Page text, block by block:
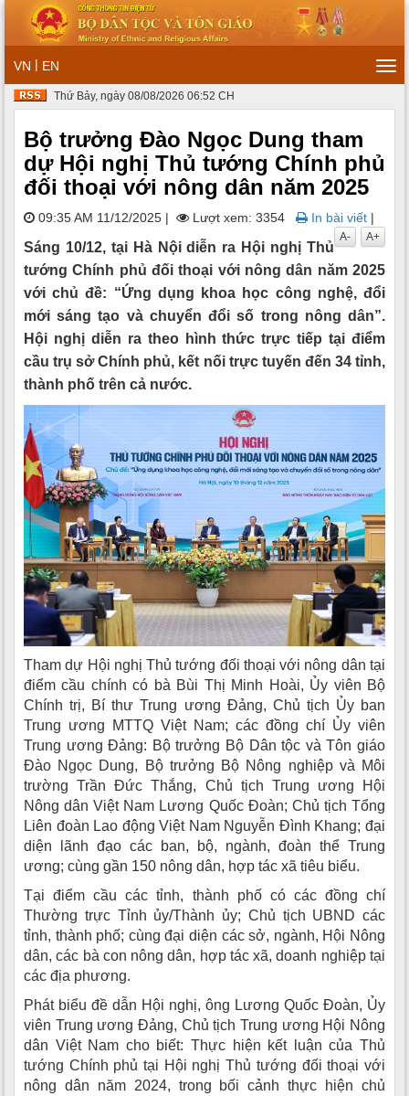
VN | EN
Thứ Bảy, ngày 08/08/2026 06:52 CH
Bộ trưởng Đào Ngọc Dung tham
dự Hội nghị Thủ tướng Chính phủ
đối thoại với nông dân năm 2025
09:35 AM 11/12/2025 | Lượt xem: 3354 In bài viết |
A+
A-
Sáng 10/12, tại Hà Nội diễn ra Hội nghị Thủ
tướng Chính phủ đối thoại với nông dân năm 2025
với chủ đề: “Ứng dụng khoa học công nghệ, đổi
mới sáng tạo và chuyển đổi số trong nông dân”.
Hội nghị diễn ra theo hình thức trực tiếp tại điểm
cầu trụ sở Chính phủ, kết nối trực tuyến đến 34 tỉnh,
thành phố trên cả nước.
Tham dự Hội nghị Thủ tướng đối thoại với nông dân tại
điểm cầu chính có bà Bùi Thị Minh Hoài, Ủy viên Bộ
Chính trị, Bí thư Trung ương Đảng, Chủ tịch Ủy ban
Trung ương MTTQ Việt Nam; các đồng chí Ủy viên
Trung ương Đảng: Bộ trưởng Bộ Dân tộc và Tôn giáo
Đào Ngọc Dung, Bộ trưởng Bộ Nông nghiệp và Môi
trường Trần Đức Thắng, Chủ tịch Trung ương Hội
Nông dân Việt Nam Lương Quốc Đoàn; Chủ tịch Tổng
Liên đoàn Lao động Việt Nam Nguyễn Đình Khang; đại
diện lãnh đạo các ban, bộ, ngành, đoàn thể Trung
ương; cùng gần 150 nông dân, hợp tác xã tiêu biểu.
Tại điểm cầu các tỉnh, thành phố có các đồng chí
Thường trực Tỉnh ủy/Thành ủy; Chủ tịch UBND các
tỉnh, thành phố; cùng đại diện các sở, ngành, Hội Nông
dân, các bà con nông dân, hợp tác xã, doanh nghiệp tại
các địa phương.
Phát biểu đề dẫn Hội nghị, ông Lương Quốc Đoàn, Ủy
viên Trung ương Đảng, Chủ tịch Trung ương Hội Nông
dân Việt Nam cho biết: Thực hiện kết luận của Thủ
tướng Chính phủ tại Hội nghị Thủ tướng đối thoại với
nông dân năm 2024, trong bối cảnh thực hiện chủ